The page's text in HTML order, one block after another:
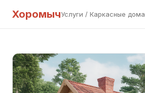
ХоромычУслуги / Каркасные дома